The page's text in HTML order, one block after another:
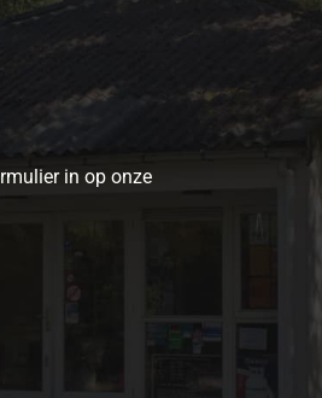
in op onze